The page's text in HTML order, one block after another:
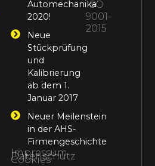
Automechanika
2020!
Neue
Stückprüfung
und
Kalibrierung
ab dem 1.
Januar 2017
Neuer Meilenstein
in der AHS-
Firmengeschichte
Impressum
Datenschutz
Cookies
ISO
9001-
2015